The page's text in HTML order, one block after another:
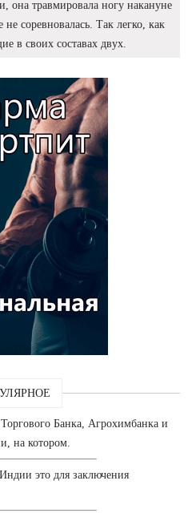
травмировала ногу накануне
соревновалась. Так легко, как
в своих составах двух.
Банка, Агрохимбанка и
на котором.
это для заключения